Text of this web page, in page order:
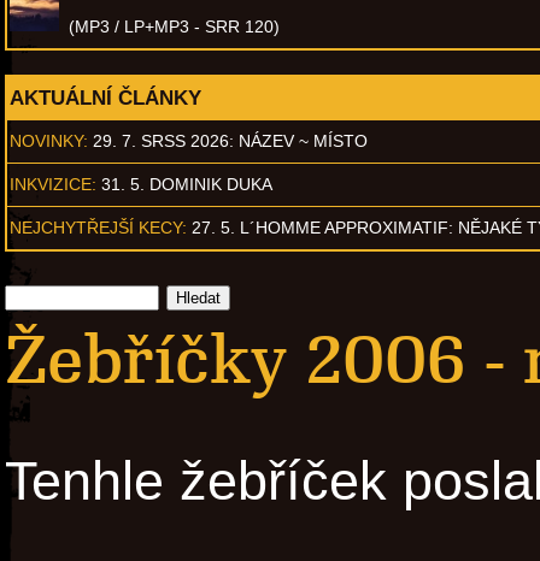
(MP3 / LP+MP3 - SRR 120)
AKTUÁLNÍ ČLÁNKY
NOVINKY: 29. 7. SRSS 2026: NÁZEV ~ MÍSTO
INKVIZICE: 31. 5. DOMINIK DUKA
NEJCHYTŘEJŠÍ KECY: 27. 5. L´HOMME APPROXIMATIF: NĚJAKÉ
Žebříčky 2006 -
Tenhle žebříček